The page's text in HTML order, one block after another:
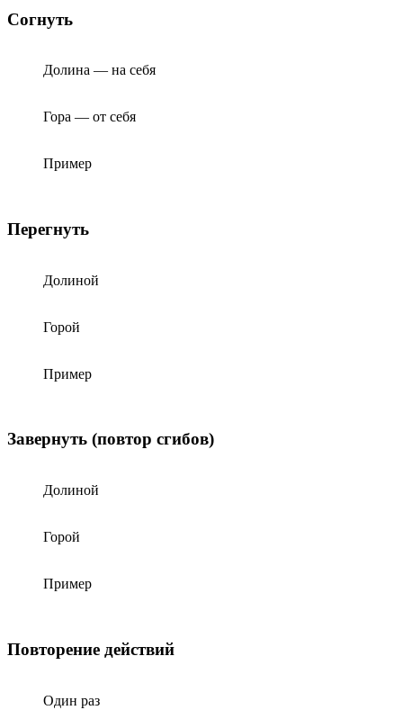
Согнуть
Долина — на себя
Гора — от себя
Пример
Перегнуть
Долиной
Горой
Пример
Завернуть (повтор сгибов)
Долиной
Горой
Пример
Повторение действий
Один раз